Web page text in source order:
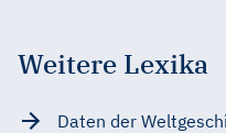
Weitere Lexika
Daten der